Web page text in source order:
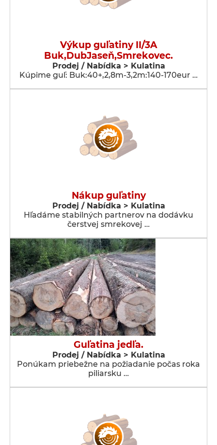
Výkup guľatiny II/3A
Buk,DubJaseň,Smrekovec.
Prodej / Nabídka > Kulatina
Kúpime guľ: Buk:40+,2,8m-3,2m:140-170eur …
Nákup guľatiny
Prodej / Nabídka > Kulatina
Hľadáme stabilných partnerov na dodávku
čerstvej smrekovej …
Guľatina jedľa.
Prodej / Nabídka > Kulatina
Ponúkam priebežne na požiadanie počas roka
piliarsku …